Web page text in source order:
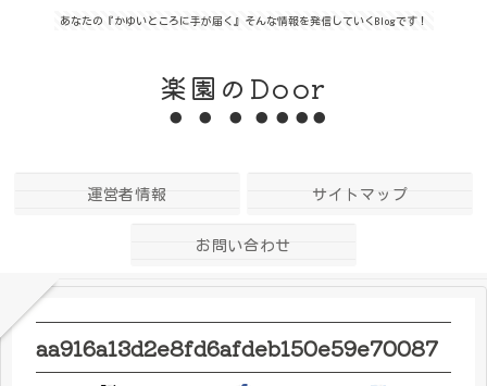
あなたの『かゆいところに手が届く』そんな情報を発信していくBlogです！
楽園のDoor
運営者情報 サイトマップ
お問い合わせ
aa916a13d2e8fd6afdeb150e59e70087